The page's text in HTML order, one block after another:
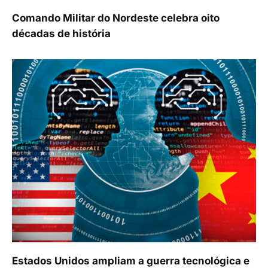
Comando Militar do Nordeste celebra oito
décadas de história
Estados Unidos ampliam a guerra tecnológica e